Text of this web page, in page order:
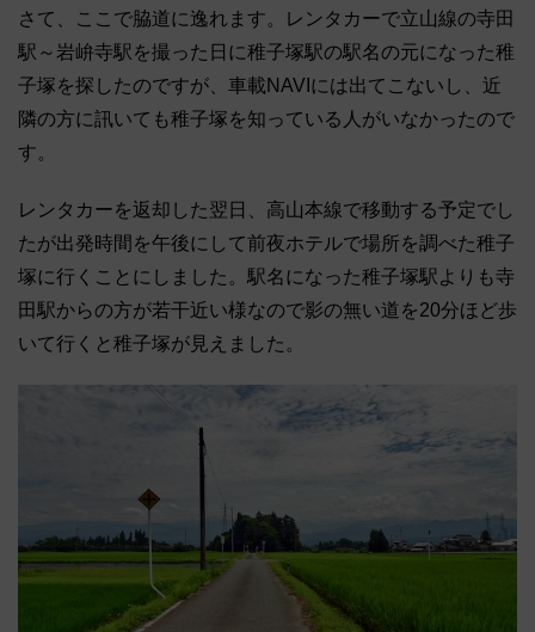
さて、ここで脇道に逸れます。レンタカーで立山線の寺田
駅～岩峅寺駅を撮った日に稚子塚駅の駅名の元になった稚
子塚を探したのですが、車載NAVIには出てこないし、近
隣の方に訊いても稚子塚を知っている人がいなかったので
す。
レンタカーを返却した翌日、高山本線で移動する予定でし
たが出発時間を午後にして前夜ホテルで場所を調べた稚子
塚に行くことにしました。駅名になった稚子塚駅よりも寺
田駅からの方が若干近い様なので影の無い道を20分ほど歩
いて行くと稚子塚が見えました。